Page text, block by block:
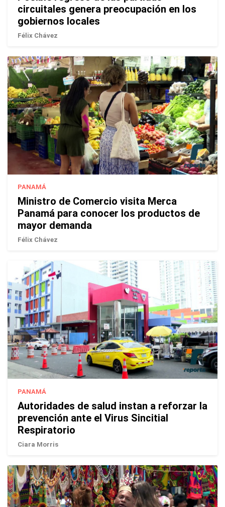
circuitales genera preocupación en los
gobiernos locales
Félix Chávez
PANAMÁ
Ministro de Comercio visita Merca
Panamá para conocer los productos de
mayor demanda
Félix Chávez
PANAMÁ
Autoridades de salud instan a reforzar la
prevención ante el Virus Sincitial
Respiratorio
Ciara Morris